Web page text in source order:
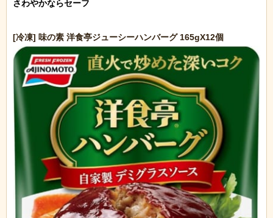
さわやかならセーフ